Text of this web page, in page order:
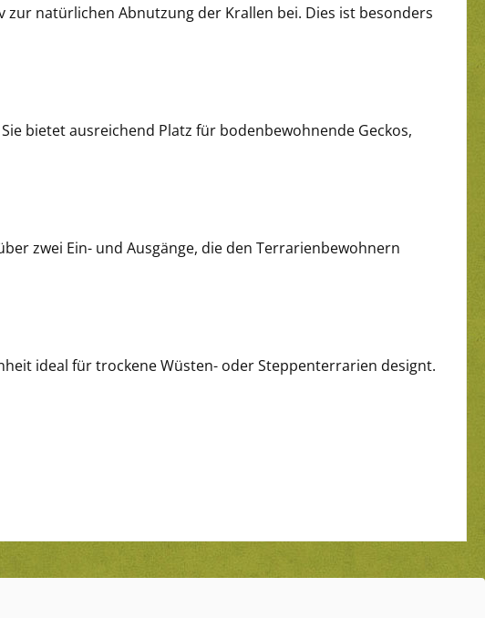
natürlichen Abnutzung der Krallen bei. Dies ist besonders
bietet ausreichend Platz für bodenbewohnende Geckos,
zwei Ein- und Ausgänge, die den Terrarienbewohnern
ideal für trockene Wüsten- oder Steppenterrarien designt.